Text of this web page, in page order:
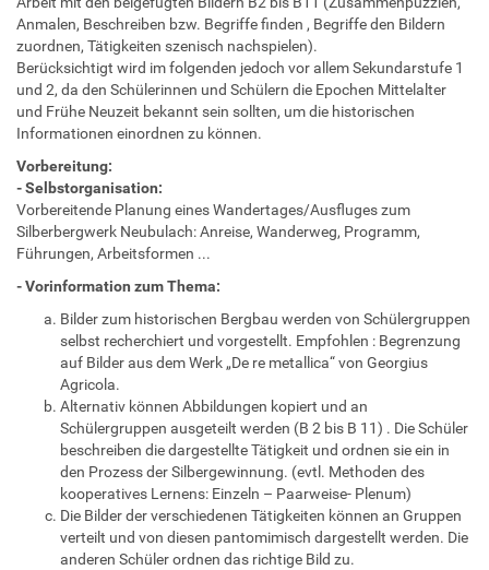
Anmalen, Beschreiben bzw. Begriffe finden , Begriffe den Bildern
zuordnen, Tätigkeiten szenisch nachspielen).
Berücksichtigt wird im folgenden jedoch vor allem Sekundarstufe 1
und 2, da den Schülerinnen und Schülern die Epochen Mittelalter
und Frühe Neuzeit bekannt sein sollten, um die historischen
Informationen einordnen zu können.
Vorbereitung:
- Selbstorganisation:
Vorbereitende Planung eines Wandertages/Ausfluges zum
Silberbergwerk Neubulach: Anreise, Wanderweg, Programm,
Führungen, Arbeitsformen ...
- Vorinformation zum Thema:
Bilder zum historischen Bergbau werden von Schülergruppen
selbst recherchiert und vorgestellt. Empfohlen : Begrenzung
auf Bilder aus dem Werk „De re metallica“ von Georgius
Agricola.
Alternativ können Abbildungen kopiert und an
Schülergruppen ausgeteilt werden (B 2 bis B 11) . Die Schüler
beschreiben die dargestellte Tätigkeit und ordnen sie ein in
den Prozess der Silbergewinnung. (evtl. Methoden des
kooperatives Lernens: Einzeln – Paarweise- Plenum)
Die Bilder der verschiedenen Tätigkeiten können an Gruppen
verteilt und von diesen pantomimisch dargestellt werden. Die
anderen Schüler ordnen das richtige Bild zu.